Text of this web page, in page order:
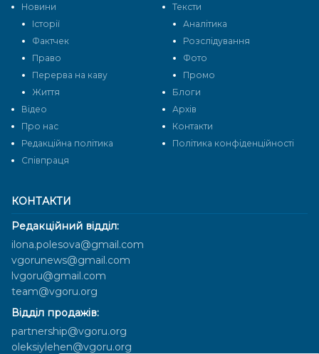
КОНТАКТИ
Редакційний відділ:
ilona.polesova@gmail.com
vgorunews@gmail.com
lvgoru@gmail.com
team@vgoru.org
Відділ продажів:
partnership@vgoru.org
oleksiylehen@vgoru.org
Новини
Тексти
Історії
Аналітика
Фактчек
Розслідування
Право
Фото
Перерва на каву
Промо
Життя
Блоги
Відео
Архів
Про нас
Контакти
Редакційна політика
Політика конфіденційності
Cпівпраця